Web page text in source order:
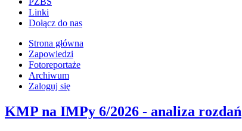
Linki
Dołącz do nas
Strona główna
Zapowiedzi
Fotoreportaże
Archiwum
Zaloguj się
KMP na IMPy 6/2026 - analiza rozdań